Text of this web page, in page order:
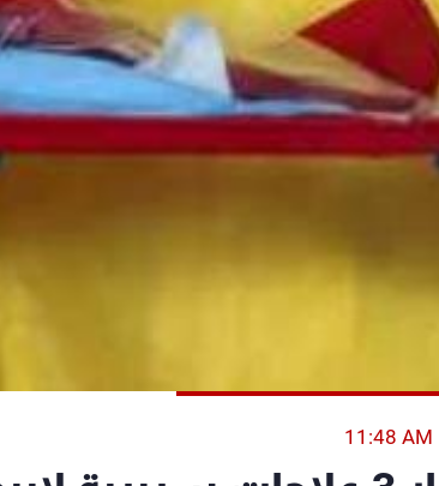
11:48 AM